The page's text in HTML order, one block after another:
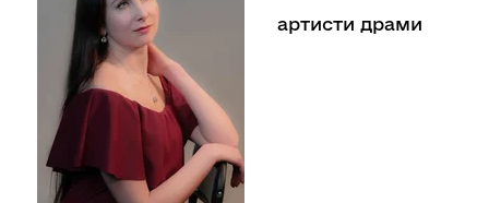
артисти драми